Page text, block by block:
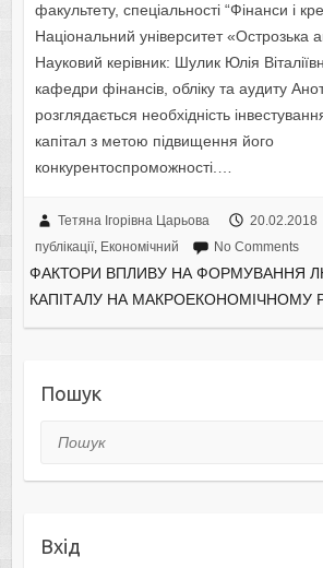
факультету, спеціальності “Фінанси і
Національний університет «Острозька
Науковий керівник: Шулик Юлія
кафедри фінансів, обліку та аудиту
розглядається необхідність
капітал з метою підвищення його
конкурентоспроможності.…
Тетяна Ігорівна Царьова 20.02.2018
публікації, Економічний No Comments
ФАКТОРИ ВПЛИВУ НА ФОРМУВАННЯ
КАПІТАЛУ НА МАКРОЕКОНОМІЧНОМУ
Пошук
Пошук
Вхід